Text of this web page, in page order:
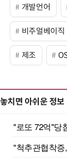
개발언어
비주얼베이직
제조
놓치면 아쉬운 정보